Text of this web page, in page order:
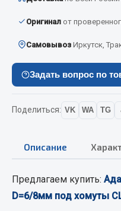
Аптечки и знаки
Брызговики
Вымпела
Масла
Охладжающие жидкости
Оригинал от
Самовывоз Иркутск,
Задать вопрос по
Поделиться: VK WA TG
Описание
Предлагаем купить:
D=6/8мм под хомуты